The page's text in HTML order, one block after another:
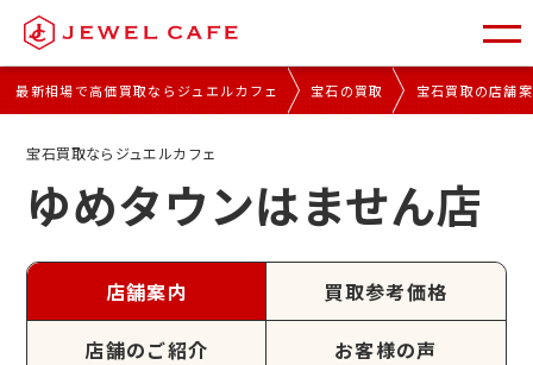
最新相場で高価買取ならジュエルカフェ 宝石の買取 宝石買取の店舗
宝石買取ならジュエルカフェ
ゆめタウンはません店
店舗案内 買取参考価格
店舗のご紹介 お客様の声